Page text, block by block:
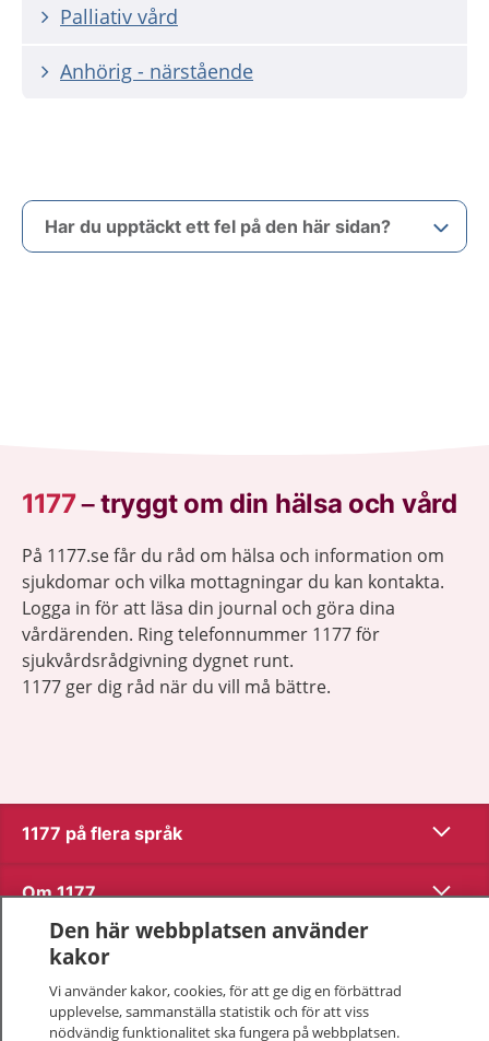
Palliativ vård
Anhörig - närstående
Har du upptäckt ett fel på den här sidan?
1177–tryggt om din hälsa och vård
På 1177.se får du råd om hälsa och information om
sjukdomar och vilka mottagningar du kan kontakta.
Logga in för att läsa din journal och göra dina
vårdärenden. Ring telefonnummer 1177 för
sjukvårdsrådgivning dygnet runt.
1177 ger dig råd när du vill må bättre.
1177 på flera språk Visa
Om 1177 Visa
Kontakt
Behandling av personuppgifter
Den här webbplatsen använder
kakor
Vi använder kakor, cookies, för att ge dig en förbättrad
upplevelse, sammanställa statistik och för att viss
nödvändig funktionalitet ska fungera på webbplatsen.